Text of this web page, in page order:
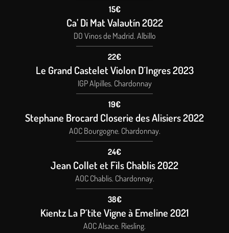
15€
Ca’ Di Mat Valautín 2022
DO Vinos de Madrid. Albillo
22€
Le Grand Castelet Violon D´Ingres 2023
IGP Alpilles. Chardonnay
19€
Stephane Brocard Closerie des Alisiers 2022
AOC Bourgogne. Chardonnay.
24€
Jean Collet et Fils Chablis 2022
AOC Chablis. Chardonnay.
38€
Kientz La P´tite Vigne à Emeline 2021
AOC Alsace. Riesling.